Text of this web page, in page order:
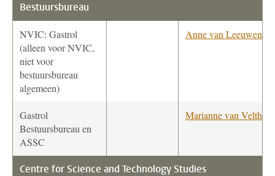
Bestuursbureau
NVIC: Gastrol
(alleen voor NVIC,
niet voor
bestuursbureau
algemeen)
Anne van Leeuwen
Gastrol
Bestuursbureau en
ASSC
Marianne van
Centre for Science and Technology Studies